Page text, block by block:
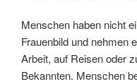
Menschen haben nicht
Frauenbild und nehmen
Arbeit, auf Reisen oder
Bekannten. Menschen